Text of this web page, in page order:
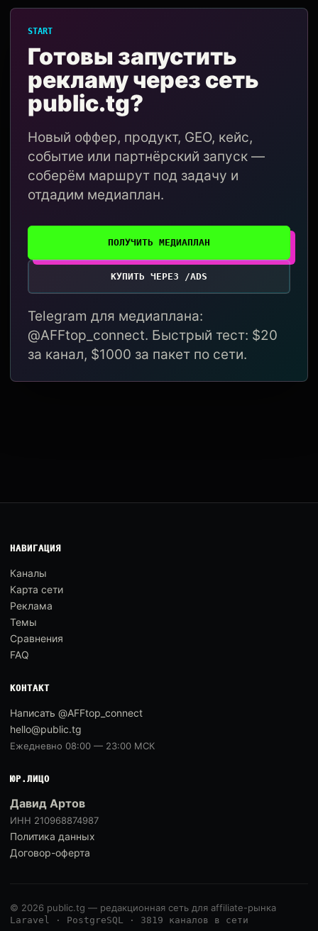
START
Готовы запустить
рекламу через сеть
public.tg?
Новый оффер, продукт, GEO, кейс,
событие или партнёрский запуск —
соберём маршрут под задачу и
отдадим медиаплан.
ПОЛУЧИТЬ МЕДИАПЛАН
КУПИТЬ ЧЕРЕЗ /ADS
Telegram для медиаплана:
@AFFtop_connect. Быстрый тест: $20
за канал, $1000 за пакет по сети.
НАВИГАЦИЯ
Каналы
Карта сети
Реклама
Темы
Сравнения
FAQ
КОНТАКТ
Написать @AFFtop_connect
hello@public.tg
Ежедневно 08:00 — 23:00 МСК
ЮР.ЛИЦО
Давид Артов
ИНН 210968874987
Политика данных
Договор-оферта
© 2026 public.tg — редакционная сеть для affiliate-рынка
Laravel · PostgreSQL · 3819 каналов в сети